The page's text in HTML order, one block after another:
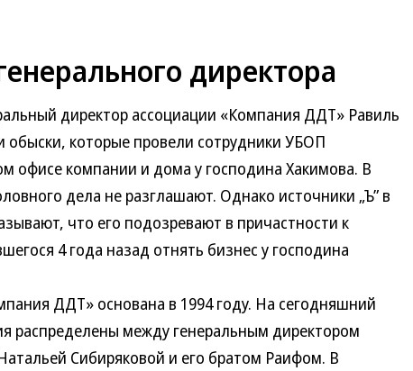
директора
директор ассоциации «Компания ДДТ» Равиль
обыски, которые провели сотрудники УБОП
офисе компании и дома у господина Хакимова. В
дела не разглашают. Однако источники „Ъ” в
что его подозревают в причастности к
4 года назад отнять бизнес у господина
ДДТ» основана в 1994 году. На сегодняшний
распределены между генеральным директором
Сибиряковой и его братом Раифом. В